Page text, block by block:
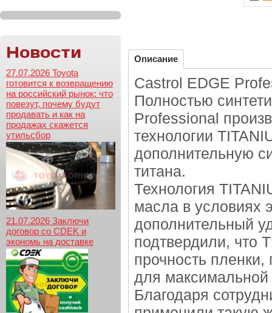
Новости
27.07.2026 Toyota
готовится к возвращению
на российский рынок: что
повезут, почему будут
продавать и как на
продажах скажется
утильсбор
21.07.2026 Заключи
договор со CDEK и
экономь на доставке
Описание
Castrol EDGE
Полностью
Professional
технологии
дополнительную
титана.
Технология
масла в условиях
дополнительный
подтвердили, что
прочность
для максимальной
Благодаря